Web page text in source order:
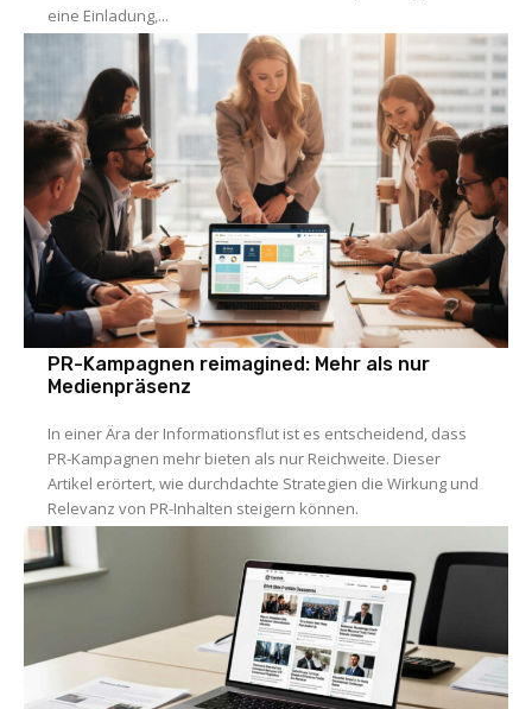
eine Einladung,...
PR-Kampagnen reimagined: Mehr als nur
Medienpräsenz
In einer Ära der Informationsflut ist es entscheidend, dass
PR-Kampagnen mehr bieten als nur Reichweite. Dieser
Artikel erörtert, wie durchdachte Strategien die Wirkung und
Relevanz von PR-Inhalten steigern können.